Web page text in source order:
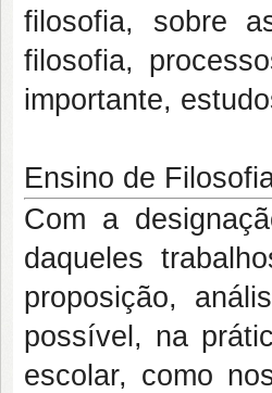
filosofia, sobre
filosofia,
importante,
Ensino de
Com a
daqueles
proposição,
possível, na
escolar, como